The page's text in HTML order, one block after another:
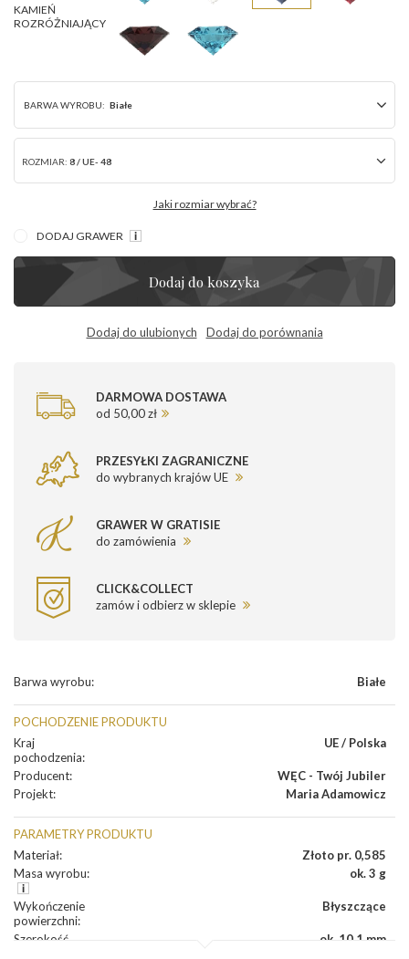
KAMIEŃ
ROZRÓŻNIAJĄCY
BARWA WYROBU: Białe
ROZMIAR: 8 / UE- 48
Jaki rozmiar wybrać?
DODAJ GRAWER
Dodaj do koszyka
Dodaj do ulubionych Dodaj do porównania
DARMOWA DOSTAWA
od 50,00 zł
PRZESYŁKI ZAGRANICZNE
do wybranych krajów UE
GRAWER W GRATISIE
do zamówienia
CLICK&COLLECT
zamów i odbierz w sklepie
Barwa wyrobu: Białe
POCHODZENIE PRODUKTU
Kraj
pochodzenia:
UE / Polska
Producent:
WĘC - Twój Jubiler
Projekt: Maria Adamowicz
PARAMETRY PRODUKTU
Materiał:
Złoto pr. 0,585
Masa wyrobu: ok. 3 g
Wykończenie
powierzchni:
Błyszczące
Szerokość
ok. 10,1 mm